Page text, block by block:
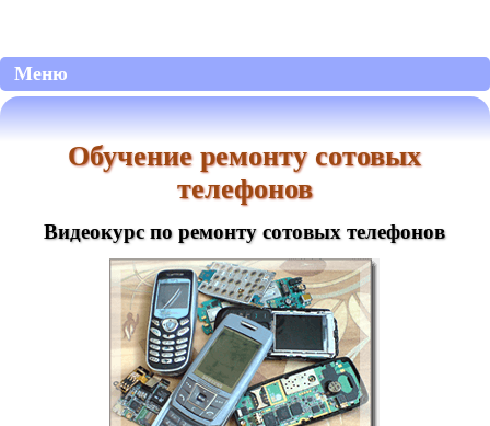
Меню
Обучение ремонту сотовых
телефонов
Видеокурс по ремонту сотовых телефонов